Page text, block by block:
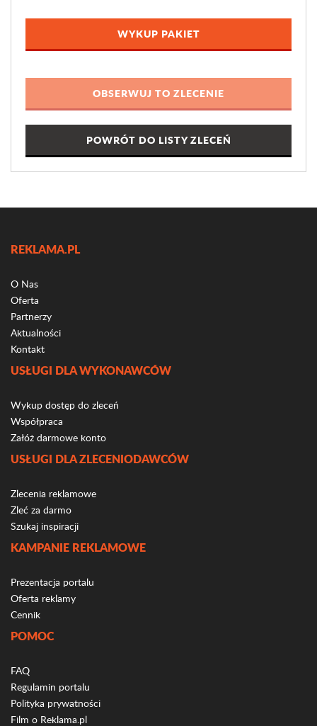
WYKUP PAKIET
POWRÓT DO LISTY ZLECEŃ
REKLAMA.PL
O Nas
Oferta
Partnerzy
Aktualności
Kontakt
USŁUGI DLA WYKONAWCÓW
Wykup dostęp do zleceń
Współpraca
Załóż darmowe konto
USŁUGI DLA ZLECENIODAWCÓW
Zlecenia reklamowe
Zleć za darmo
Szukaj inspiracji
KAMPANIE REKLAMOWE
Prezentacja portalu
Oferta reklamy
Cennik
POMOC
FAQ
Regulamin portalu
Polityka prywatności
Film o Reklama.pl